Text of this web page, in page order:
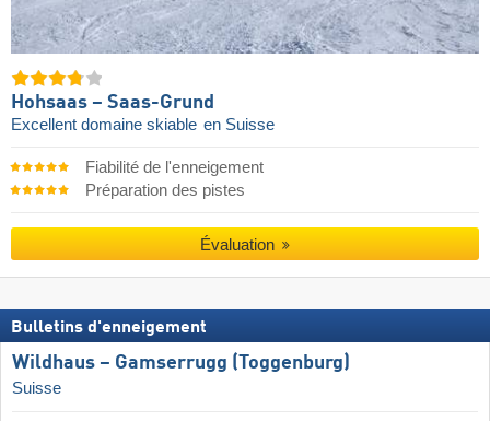
Hohsaas – Saas-Grund
Excellent domaine skiable en Suisse
Fiabilité de l'enneigement
Préparation des pistes
Évaluation
Bulletins d'enneigement
Wildhaus – Gamserrugg (Toggenburg)
Suisse